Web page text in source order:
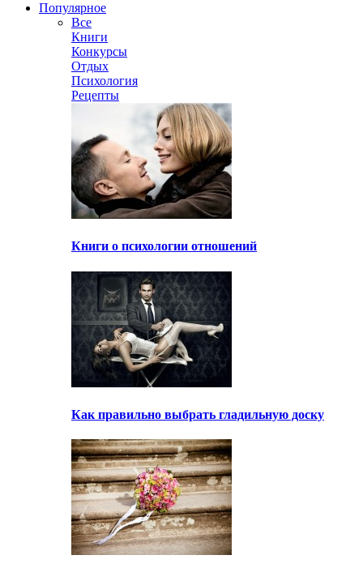
Популярное
Все
Книги
Конкурсы
Отдых
Психология
Рецепты
Книги о психологии отношений
Как правильно выбрать гладильную доску